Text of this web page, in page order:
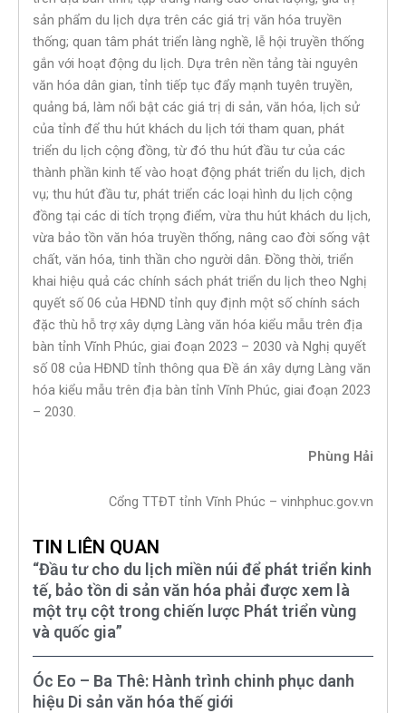
sản phẩm du lịch dựa trên các giá trị văn hóa truyền
thống; quan tâm phát triển làng nghề, lễ hội truyền thống
gắn với hoạt động du lịch. Dựa trên nền tảng tài nguyên
văn hóa dân gian, tỉnh tiếp tục đẩy mạnh tuyên truyền,
quảng bá, làm nổi bật các giá trị di sản, văn hóa, lịch sử
của tỉnh để thu hút khách du lịch tới tham quan, phát
triển du lịch cộng đồng, từ đó thu hút đầu tư của các
thành phần kinh tế vào hoạt động phát triển du lịch, dịch
vụ; thu hút đầu tư, phát triển các loại hình du lịch cộng
đồng tại các di tích trọng điểm, vừa thu hút khách du lịch,
vừa bảo tồn văn hóa truyền thống, nâng cao đời sống vật
chất, văn hóa, tinh thần cho người dân. Đồng thời, triển
khai hiệu quả các chính sách phát triển du lịch theo Nghị
quyết số 06 của HĐND tỉnh quy định một số chính sách
đặc thù hỗ trợ xây dựng Làng văn hóa kiểu mẫu trên địa
bàn tỉnh Vĩnh Phúc, giai đoạn 2023 – 2030 và Nghị quyết
số 08 của HĐND tỉnh thông qua Đề án xây dựng Làng văn
hóa kiểu mẫu trên địa bàn tỉnh Vĩnh Phúc, giai đoạn 2023
– 2030.
Phùng Hải
Cổng TTĐT tỉnh Vĩnh Phúc – vinhphuc.gov.vn
TIN LIÊN QUAN
“Đầu tư cho du lịch miền núi để phát triển kinh
tế, bảo tồn di sản văn hóa phải được xem là
một trụ cột trong chiến lược Phát triển vùng
và quốc gia”
Óc Eo – Ba Thê: Hành trình chinh phục danh
hiệu Di sản văn hóa thế giới